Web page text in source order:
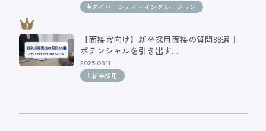
#ダイバーシティ・インクルージョン
【面接官向け】新卒採用面接の質問88選｜
ポテンシャルを引き出す…
2025.08.11
#新卒採用